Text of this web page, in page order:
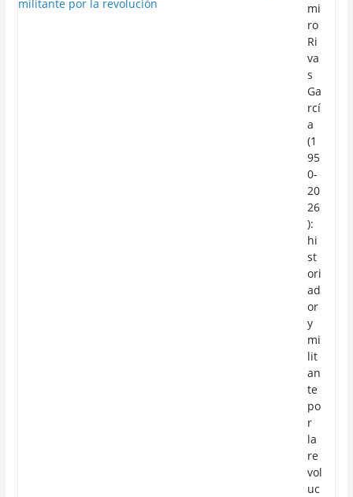
mi
ro
Ri
va
s
Ga
rcí
a
(1
95
0-
20
26
):
hi
st
ori
ad
or
y
mi
lit
an
te
po
r
la
re
vol
uc